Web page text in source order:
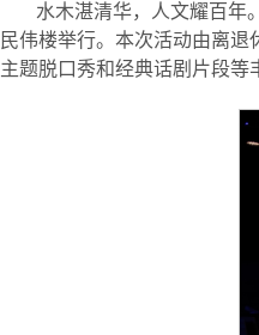
水木湛清华，人文耀百年
民伟楼举行。本次活动由离
主题脱口秀和经典话剧片段等